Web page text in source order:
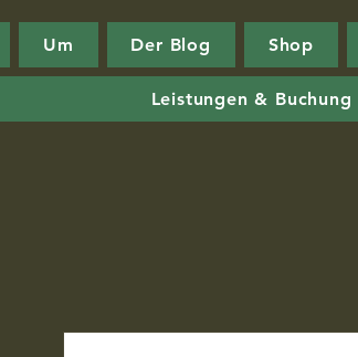
Um Der Blog Shop
Leistungen & Buchung